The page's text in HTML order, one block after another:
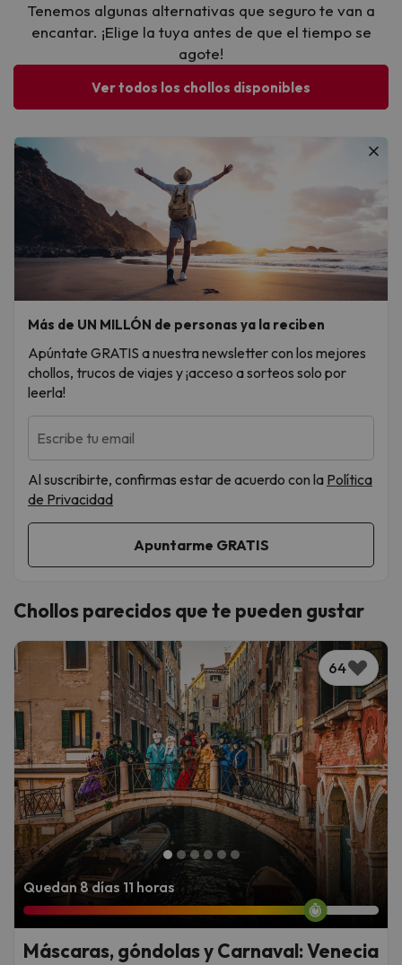
Tenemos algunas alternativas que seguro te van a
encantar. ¡Elige la tuya antes de que el tiempo se
agote!
Ver todos los chollos disponibles
Más de UN MILLÓN de personas ya la reciben
Apúntate GRATIS a nuestra newsletter con los mejores
chollos, trucos de viajes y ¡acceso a sorteos solo por
leerla!
Escribe tu email
Al suscribirte, confirmas estar de acuerdo con la Política
de Privacidad
Chollos parecidos que te pueden gustar
Quedan 8 días 11 horas
64
Máscaras, góndolas y Carnaval: Venecia